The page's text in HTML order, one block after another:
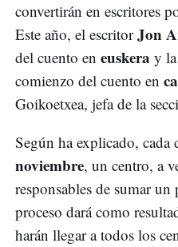
convertirán en escritores
Este año, el escritorJon
del cuento en euskera y
comienzo del cuento en
Goikoetxea, jefa de la
Según ha explicado, cada
noviembre, un centro, a
responsables de sumar
proceso dará como
harán llegar a todos los